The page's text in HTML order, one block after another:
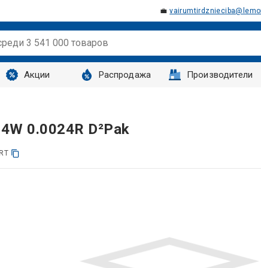
💼
Акции Распродажа Производители
0.0024R D²Pak